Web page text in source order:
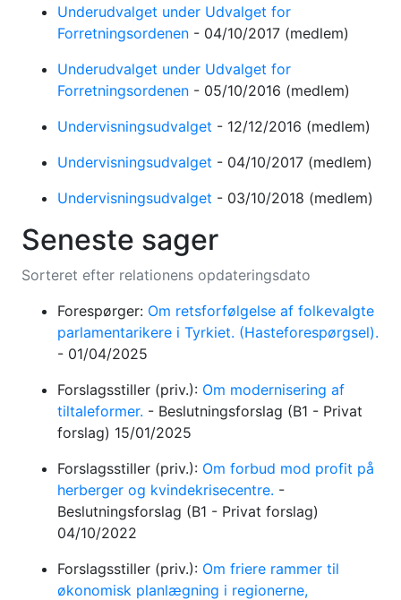
Underudvalget under Udvalget for
Forretningsordenen - 04/10/2017 (medlem)
Underudvalget under Udvalget for
Forretningsordenen - 05/10/2016 (medlem)
Undervisningsudvalget - 12/12/2016 (medlem)
Undervisningsudvalget - 04/10/2017 (medlem)
Undervisningsudvalget - 03/10/2018 (medlem)
Seneste sager
Sorteret efter relationens opdateringsdato
Forespørger: Om retsforfølgelse af folkevalgte
parlamentarikere i Tyrkiet. (Hasteforespørgsel).
- 01/04/2025
Forslagsstiller (priv.): Om modernisering af
tiltaleformer. - Beslutningsforslag (B1 - Privat
forslag) 15/01/2025
Forslagsstiller (priv.): Om forbud mod profit på
herberger og kvindekrisecentre. -
Beslutningsforslag (B1 - Privat forslag)
04/10/2022
Forslagsstiller (priv.): Om friere rammer til
økonomisk planlægning i regionerne,